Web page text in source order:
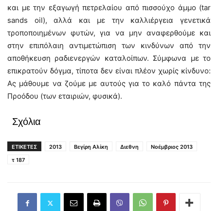
και με την εξαγωγή πετρελαίου από πισσούχο άμμο (tar
sands oil), αλλά και με την καλλιέργεια γενετικά
τροποποιημένων φυτών, για να μην αναφερθούμε και
στην επιπόλαιη αντιμετώπιση των κινδύνων από την
αποθήκευση ραδιενεργών καταλοίπων. Σύμφωνα με το
επικρατούν δόγμα, τίποτα δεν είναι πλέον χωρίς κίνδυνο:
Ας μάθουμε να ζούμε με αυτούς για το καλό πάντα της
Προόδου (των εταιριών, φυσικά).
Σχόλια
ΕΤΙΚΕΤΕΣ 2013 Βεγίρη Αλίκη Διεθνη
Νοέμβριος 2013
τ 187